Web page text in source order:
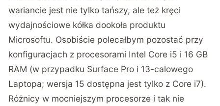
wariancie jest nie tylko tańszy, ale też kręci
wydajnościowe kółka dookoła produktu
Microsoftu. Osobiście polecałbym pozostać przy
konfiguracjach z procesorami Intel Core i5 i 16 GB
RAM (w przypadku Surface Pro i 13-calowego
Laptopa; wersja 15 dostępna jest tylko z Core i7).
Różnicy w mocniejszym procesorze i tak nie